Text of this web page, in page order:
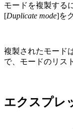
モードを複製する
[Duplicate mode]を
複製されたモード
で、モードのリス
エクスプレ